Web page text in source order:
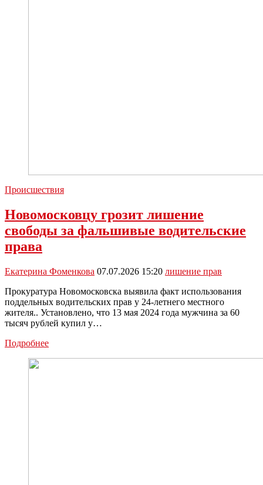
Происшествия
Новомосковцу грозит лишение
свободы за фальшивые водительские
права
Екатерина Фоменкова 07.07.2026 15:20 лишение прав
Прокуратура Новомосковска выявила факт использования
поддельных водительских прав у 24-летнего местного
жителя.. Установлено, что 13 мая 2024 года мужчина за 60
тысяч рублей купил у…
ПодробнееНовомосковцу